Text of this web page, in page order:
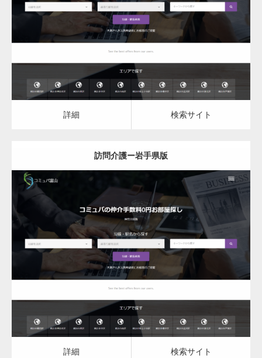
訪問介護
詳細 検索サイト
詳細 検索サイト
訪問介護ー岩手県版
更新日： 2023.03.08
訪問介護
詳細 検索サイト
詳細 検索サイト